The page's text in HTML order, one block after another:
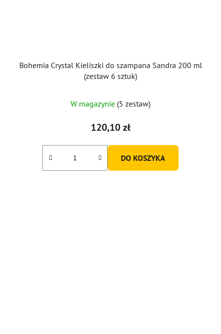
Bohemia Crystal Kieliszki do szampana Sandra 200 ml
(zestaw 6 sztuk)
W magazynie (5 zestaw)
120,10 zł
DO KOSZYKA